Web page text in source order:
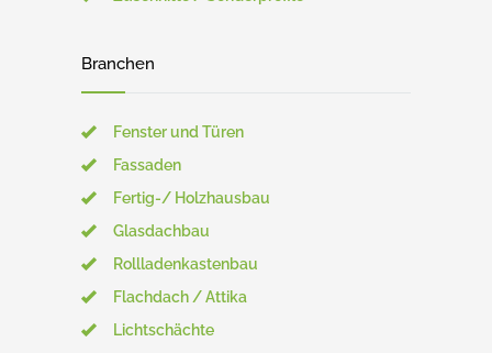
Branchen
Fenster und Türen
Fassaden
Fertig-/ Holzhausbau
Glasdachbau
Rollladenkastenbau
Flachdach / Attika
Lichtschächte